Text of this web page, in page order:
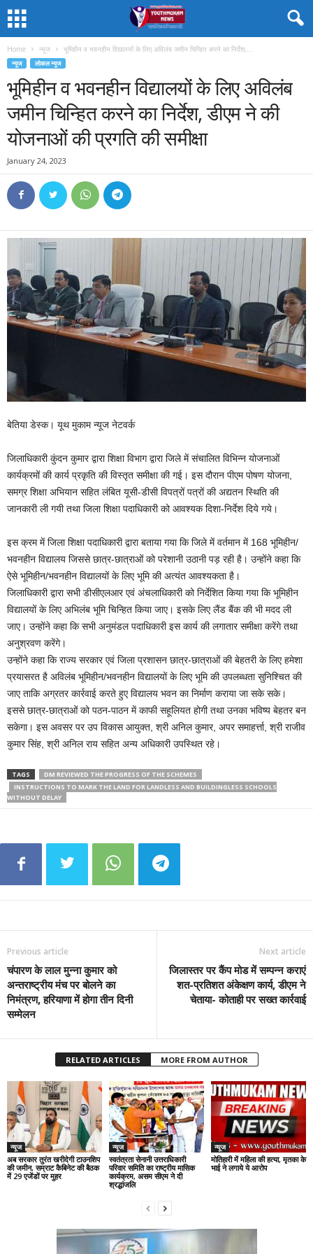
Home न्यूज भूमिहीन व भवनहीन विद्यालयों के लिए अविलंब जमीन चिन्हित करने का निर्देश,...
न्यूज लोकल न्यूज
भूमिहीन व भवनहीन विद्यालयों के लिए अविलंब
जमीन चिन्हित करने का निर्देश, डीएम ने की
योजनाओं की प्रगति की समीक्षा
January 24, 2023
बेतिया डेस्क। यूथ मुकाम न्यूज नेटवर्क
जिलाधिकारी कुंदन कुमार द्वारा शिक्षा विभाग द्वारा जिले में संचालित विभिन्न योजनाओं
कार्यक्रमों की कार्य प्रकृति की विस्तृत समीक्षा की गई। इस दौरान पीएम पोषण योजना,
समग्र शिक्षा अभियान सहित लंबित यूसी-डीसी विपत्रों पत्रों की अद्यतन स्थिति की
जानकारी ली गयी तथा जिला शिक्षा पदाधिकारी को आवश्यक दिशा-निर्देश दिये गये।
इस क्रम में जिला शिक्षा पदाधिकारी द्वारा बताया गया कि जिले में वर्तमान में 168 भूमिहीन/
भवनहीन विद्यालय जिससे छात्र-छात्राओं को परेशानी उठानी पड़ रही है। उन्होंने कहा कि
ऐसे भूमिहीन/भवनहीन विद्यालयों के लिए भूमि की अत्यंत आवश्यकता है।
जिलाधिकारी द्वारा सभी डीसीएलआर एवं अंचलाधिकारी को निर्देशित किया गया कि भूमिहीन
विद्यालयों के लिए अभिलंब भूमि चिन्हित किया जाए। इसके लिए लैंड बैंक की भी मदद ली
जाए। उन्होंने कहा कि सभी अनुमंडल पदाधिकारी इस कार्य की लगातार समीक्षा करेंगे तथा
अनुश्रवण करेंगे।
उन्होंने कहा कि राज्य सरकार एवं जिला प्रशासन छात्र-छात्राओं की बेहतरी के लिए हमेशा
प्रयासरत है अविलंब भूमिहीन/भवनहीन विद्यालयों के लिए भूमि की उपलब्धता सुनिश्चित की
जाए ताकि अग्रतर कार्रवाई करते हुए विद्यालय भवन का निर्माण कराया जा सके सके।
इससे छात्र-छात्राओं को पठन-पाठन में काफी सहूलियत होगी तथा उनका भविष्य बेहतर बन
सकेगा। इस अवसर पर उप विकास आयुक्त, श्री अनिल कुमार, अपर समाहर्त्ता, श्री राजीव
कुमार सिंह, श्री अनिल राय सहित अन्य अधिकारी उपस्थित रहे।
TAGS
DM REVIEWED THE PROGRESS OF THE SCHEMES
INSTRUCTIONS TO MARK THE LAND FOR LANDLESS AND BUILDINGLESS SCHOOLS
WITHOUT DELAY
Previous article
चंपारण के लाल मुन्ना कुमार को
अन्तराष्ट्रीय मंच पर बोलने का
निमंत्रण, हरियाणा में होगा तीन दिनी
सम्मेलन
Next article
जिलास्तर पर कैंप मोड में सम्पन्न कराएं
शत-प्रतिशत अंकेक्षण कार्य, डीएम ने
चेताया- कोताही पर सख्त कार्रवाई
RELATED ARTICLES MORE FROM AUTHOR
न्यूज
अब सरकार तुरंत खरीदेगी टाउनशिप
की जमीन, सम्राट कैबिनेट की बैठक
में 29 एजेंडों पर मुहर
न्यूज
स्वतंत्रता सेनानी उत्तराधिकारी
परिवार समिति का राष्ट्रीय मासिक
कार्यक्रम, असम सीएम ने दी
श्रद्धांजलि
न्यूज
मोतिहारी में महिला की हत्या, मृतका के
भाई ने लगाये ये आरोप